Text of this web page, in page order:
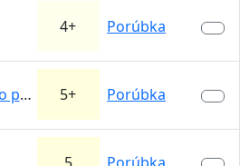
4+ Porúbka
Cesta do praveku 5+ Porúbka